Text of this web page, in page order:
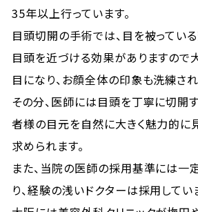
35年以上行っています。
目頭切開の手術では、目を被ってい
目頭を近づける効果がありますので
目になり、お顔全体の印象も洗練され
その分、医師には目頭を丁寧に切開
者様の目元を自然に大きく魅力的に
求められます。
また、当院の医師の採用基準には一
り、経験の浅いドクターは採用してい